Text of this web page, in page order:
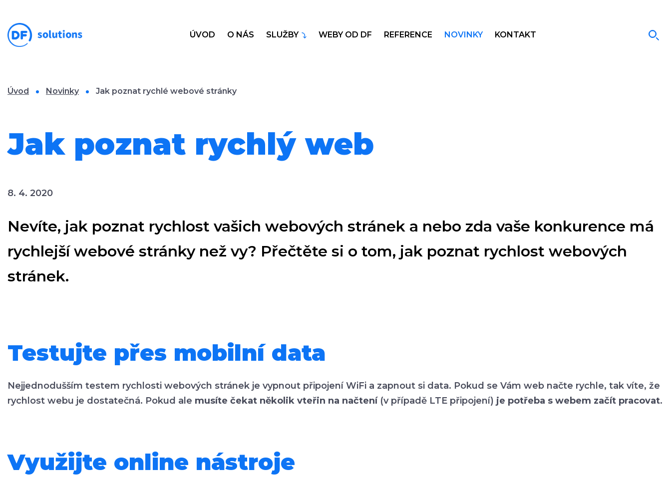
ÚVOD O NÁS SLUŽBY WEBY OD DF REFERENCE NOVINKY KONTAKT
Úvod Novinky Jak poznat rychlé webové stránky
Jak poznat rychlý web
8. 4. 2020
Nevíte, jak poznat rychlost vašich webových stránek a nebo zda vaše konkurence má
rychlejší webové stránky než vy? Přečtěte si o tom, jak poznat rychlost webových
stránek.
Testujte přes mobilní data
Nejjednodušším testem rychlosti webových stránek je vypnout připojení WiFi a zapnout si data. Pokud se Vám web načte rychle, tak víte, že
rychlost webu je dostatečná. Pokud ale musíte čekat několik vteřin na načtení (v případě LTE připojení) je potřeba s webem začít pracovat.
Využijte online nástroje